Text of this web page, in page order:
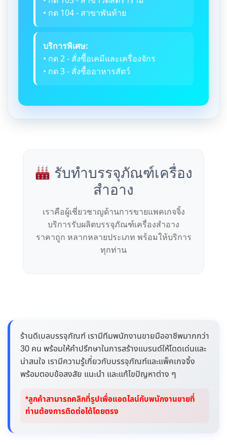
• กด 104 - สาขาพันท้าย
บริการพิเศษ:
• กด 2 - สั่งซื้อเคมีและเครื่องจักร
• กด 3 - สั่งซื้ออาหารสัตว์
รับทำบรรจุภัณฑ์เครื่อง
สำอาง
เราคือผู้เชี่ยวชาญด้านการขายแพคเกจจิ้ง
บริการรับผลิตบรรจุภัณฑ์เครื่องสำอาง
ราคาถูก หลากหลายประเภท พร้อมให้บริการ
ทุกท่าน
ร้านดีเบลบรรจุภัณฑ์ เรามีทีมพนักงานขายมืออาชีพมากกว่า
30 คน พร้อมให้คำปรึกษาในการสร้างแบรนด์ให้โดดเด่นและ
น่าสนใจ เรามีความรู้เกี่ยวกับบรรจุภัณฑ์และแพ็คเกจจิ้ง
พร้อมตอบข้อสงสัย แนะนำ และแก้ไขปัญหาต่าง ๆ
*ลูกค้าสามารถคลิกที่รูปเพื่อแอดไลน์กับพนักงานขายที่
ท่านต้องการติดต่อได้โดยตรง